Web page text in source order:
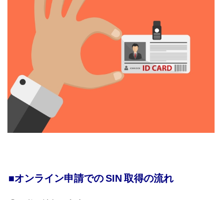
■オンライン申請でのSIN取得の流れ